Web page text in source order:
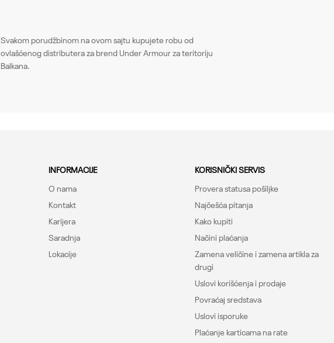
Kategorija
Pol
Pošalji
Svakom porudžbinom na ovom sajtu kupujete robu od
ovlašćenog distributera za brend Under Armour za teritoriju
Balkana.
INFORMACIJE
O nama
Kontakt
Karijera
Saradnja
Lokacije
KORISNIČKI SERVIS
Provera statusa pošiljke
Najčešća pitanja
Kako kupiti
Načini plaćanja
Zamena veličine i zamena artikla za
drugi
Uslovi korišćenja i prodaje
Povraćaj sredstava
Uslovi isporuke
Plaćanje karticama na rate